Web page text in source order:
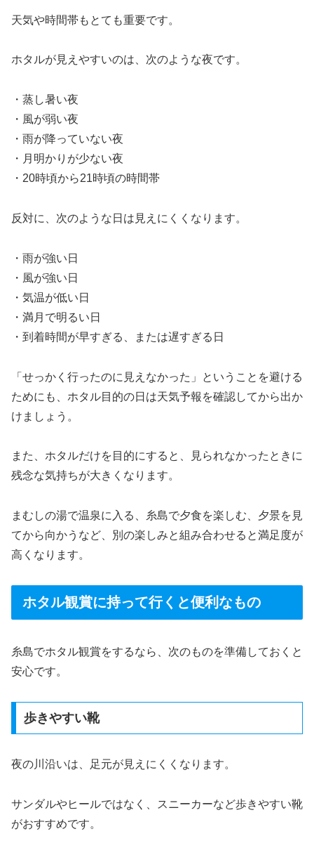
天気や時間帯もとても重要です。
ホタルが見えやすいのは、次のような夜です。
・蒸し暑い夜
・風が弱い夜
・雨が降っていない夜
・月明かりが少ない夜
・20時頃から21時頃の時間帯
反対に、次のような日は見えにくくなります。
・雨が強い日
・風が強い日
・気温が低い日
・満月で明るい日
・到着時間が早すぎる、または遅すぎる日
「せっかく行ったのに見えなかった」ということを避ける
ためにも、ホタル目的の日は天気予報を確認してから出か
けましょう。
また、ホタルだけを目的にすると、見られなかったときに
残念な気持ちが大きくなります。
まむしの湯で温泉に入る、糸島で夕食を楽しむ、夕景を見
てから向かうなど、別の楽しみと組み合わせると満足度が
高くなります。
ホタル観賞に持って行くと便利なもの
糸島でホタル観賞をするなら、次のものを準備しておくと
安心です。
歩きやすい靴
夜の川沿いは、足元が見えにくくなります。
サンダルやヒールではなく、スニーカーなど歩きやすい靴
がおすすめです。